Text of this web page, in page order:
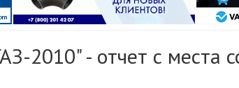
2010" - отчет с места